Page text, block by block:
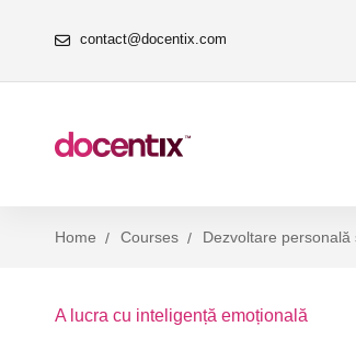
contact@docentix.com
Home Courses Dezvoltare personală
A lucra cu inteligență emoțională